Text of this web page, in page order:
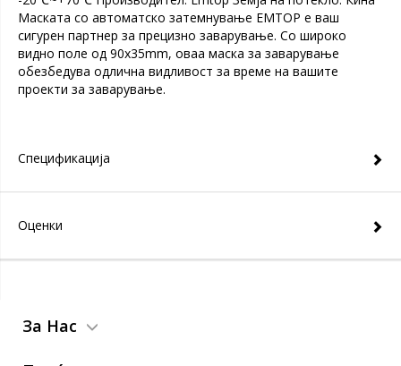
Маската со автоматско затемнување EMTOP е ваш
сигурен партнер за прецизно заварување. Со широко
видно поле од 90x35mm, оваа маска за заварување
обезбедува одлична видливост за време на вашите
проекти за заварување.
Спецификација
Оценки
За Нас